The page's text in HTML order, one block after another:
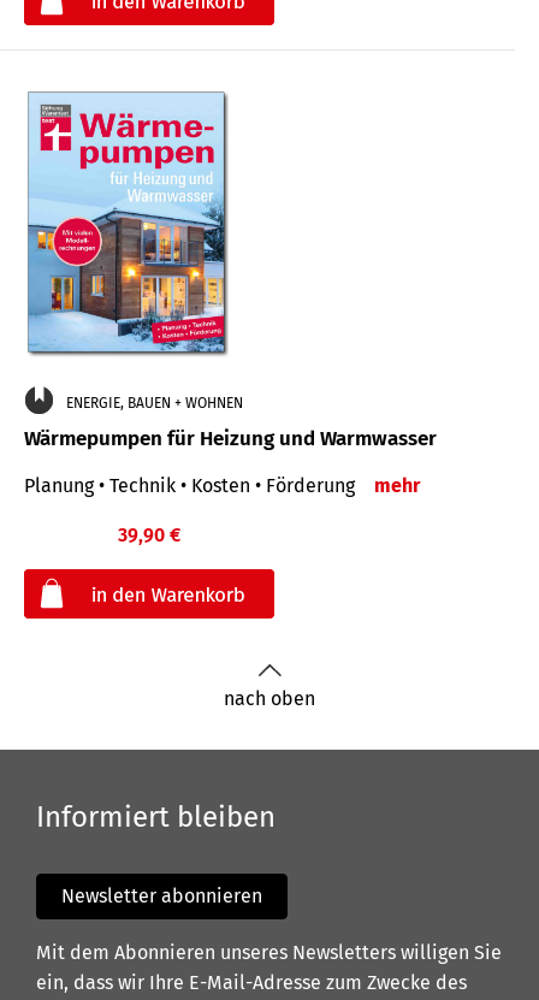
ENERGIE, BAUEN + WOHNEN
Wärmepumpen für Heizung und Warmwasser
Planung • Technik • Kosten • Förderung mehr
39,90 €
nach oben
Informiert bleiben
Newsletter abonnieren
Mit dem Abonnieren unseres Newsletters willigen Sie
ein, dass wir Ihre E-Mail-Adresse zum Zwecke des